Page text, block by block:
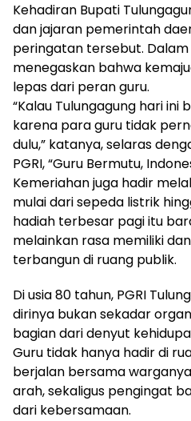
Kehadiran Bupati
dan jajaran pemerintah
peringatan tersebut.
menegaskan bahwa
lepas dari peran guru.
“Kalau Tulungagung hari ini
karena para guru tidak
dulu,” katanya, selaras
PGRI, “Guru Bermutu,
Kemeriahan juga hadir
mulai dari sepeda listrik
hadiah terbesar pagi itu
melainkan rasa memiliki
terbangun di ruang publik.
Di usia 80 tahun, PGRI
dirinya bukan sekadar
bagian dari denyut
Guru tidak hanya hadir di
berjalan bersama
arah, sekaligus pengingat
dari kebersamaan.